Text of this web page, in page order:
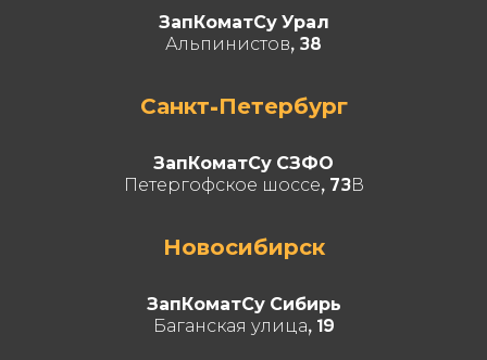
ЗапКоматСу Урал
Альпинистов, 38
Санкт-Петербург
ЗапКоматСу СЗФО
Петергофское шоссе, 73В
Новосибирск
ЗапКоматСу Сибирь
Баганская улица, 19